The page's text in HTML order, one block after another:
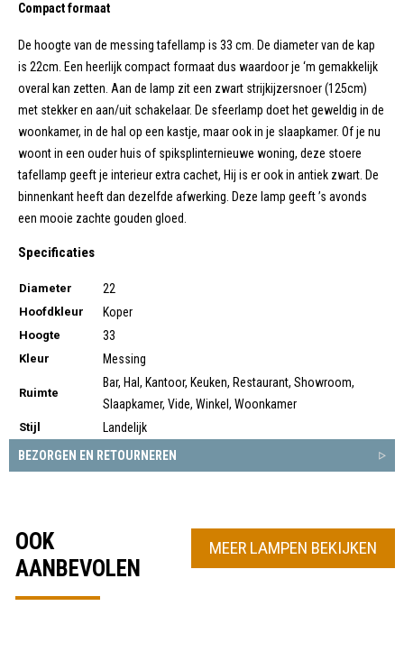
Compact formaat
De hoogte van de messing tafellamp is 33 cm. De diameter van de kap
is 22cm. Een heerlijk compact formaat dus waardoor je ‘m gemakkelijk
overal kan zetten. Aan de lamp zit een zwart strijkijzersnoer (125cm)
met stekker en aan/uit schakelaar. De sfeerlamp doet het geweldig in de
woonkamer, in de hal op een kastje, maar ook in je slaapkamer. Of je nu
woont in een ouder huis of spiksplinternieuwe woning, deze stoere
tafellamp geeft je interieur extra cachet, Hij is er ook in antiek zwart. De
binnenkant heeft dan dezelfde afwerking. Deze lamp geeft ’s avonds
een mooie zachte gouden gloed.
Specificaties
Diameter 22
Hoofdkleur Koper
Hoogte 33
Kleur Messing
Ruimte
Bar, Hal, Kantoor, Keuken, Restaurant, Showroom,
Slaapkamer, Vide, Winkel, Woonkamer
Stijl
Landelijk
BEZORGEN EN RETOURNEREN
MEER LAMPEN BEKIJKEN
OOK
AANBEVOLEN